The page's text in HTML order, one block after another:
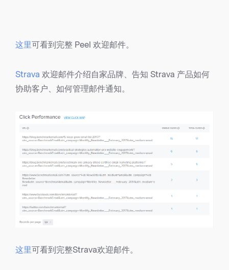
这里可看到完整 Peel 欢迎邮件。
Strava 欢迎邮件介绍自家品牌、告知 Strava 产品如何
协助客户、如何管理邮件通知。
这里可看到完整Strava欢迎邮件。